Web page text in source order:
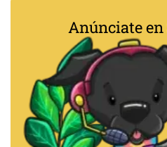
Anúnciate en